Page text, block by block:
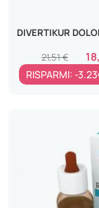
DIVERTIKUR
21,51 €
RISPARMI: -